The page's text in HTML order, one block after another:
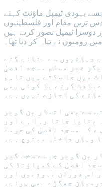
یہودی ٹیمپل ماؤنٹ کہتے
ترین مقام اور فلسطینیوں
دوسرا ٹیمپل تصور کرتے ہیں
دہائیوں سے بنائے گئے
غیر مسلم مسجد اقصیٰ
میں جا سکتے ہیں تاہم
کرنے یا کوئی بھی
کی اجازت نہیں ہے۔
سے بھی اتمار بن گویر
بنایا جاتا رہا ہے اور
کہ مسجد اقصیٰ کی حرمت
وہاں داخلہ ممنوع ہے۔
بن گویر جیسے سخت گیر
اقصیٰ کے کمپاؤنڈ کی
اس دوران یہودیوں اور
جھگڑے بھی ہوئے۔